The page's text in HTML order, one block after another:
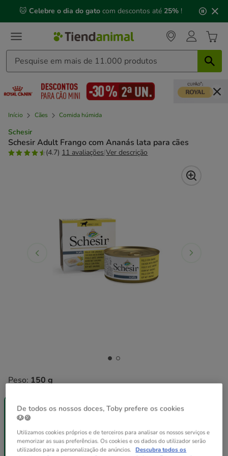
mensagem,
🐱 Celebre o dia do gato com descontos até 25% !
Início Cães Comida húmida
Schesir
Schesir Adult Frango com Ananás lata para cães
(4.7) 11 avaliações|Ver descrição
Peso: 150 g
150 g
un.
3.59€
(23.93€ / kg)
12 latas x 150
Poupança
43.08€
42.22€
(23.46€ / kg)
De todos os nossos doces, Toby prefere os cookies
🐶🍪
Utilizamos cookies próprios e de terceiros para analisar os nossos serviços e
memorizar as suas preferências. Os cookies e os dados do utilizador serão
utilizados para a personalização de anúncios. Descubra todos os